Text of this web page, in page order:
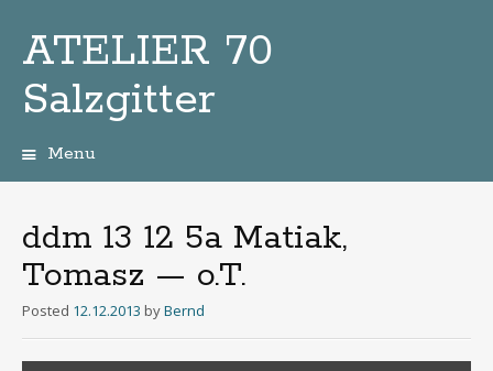
ATELIER 70
Salzgitter
Menu
ddm 13 12 5a Matiak,
Tomasz — o.T.
Posted 12.12.2013 byBernd